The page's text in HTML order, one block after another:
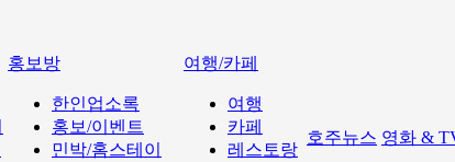
홍보방
한인업소록
홍보/이벤트
민박/홈스테이
여행/카페
여행
카페
레스토랑
호주뉴스 영화 &